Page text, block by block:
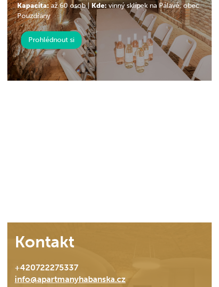
Kapacita:až 60 osob |Kde:vinný sklípek na Pálavě, obec
Pouzdřany
Prohlédnout si
Kontakt
+420722275337
info@apartmanyhabanska.cz